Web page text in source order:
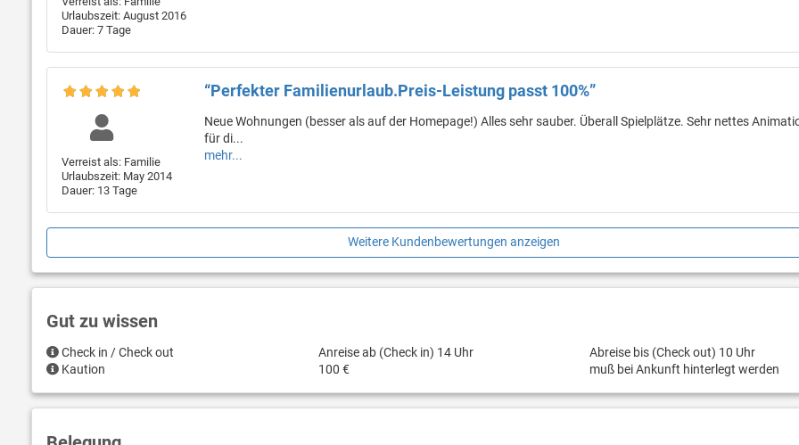
Urlaubszeit: August 2016
Dauer: 7 Tage
Verreist als: Familie
Urlaubszeit: May 2014
Dauer: 13 Tage
“Perfekter Familienurlaub.Preis-Leistung passt 100%”
Neue Wohnungen (besser als auf der Homepage!) Alles sehr sauber. Überall Spielplätze. Sehr nettes
für di...
mehr...
Weitere Kundenbewertungen anzeigen
Gut zu wissen
Check in / Check out Anreise ab (Check in) 14 Uhr
Abreise bis (Check out) 10 Uhr
Kaution
100 € muß bei Ankunft hinterlegt werden